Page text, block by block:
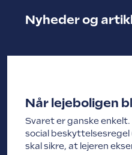
Nyheder og
Når lejeboligen
Svaret er ganske
social beskyttelsesregel
skal sikre, at lejeren